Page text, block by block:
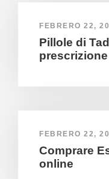
FEBRERO 22,
Pillole di
FEBRERO 22,
Comprare
online